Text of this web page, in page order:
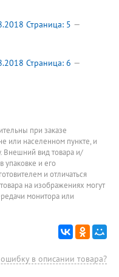
Страница: 5
Страница: 6
при заказе
или населенном пункте, и
Внешний вид товара и/
упаковке и его
и отличаться
на изображениях могут
монитора или
в описании товара?